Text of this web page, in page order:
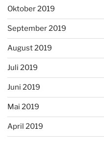
Oktober 2019
September 2019
August 2019
Juli 2019
Juni 2019
Mai 2019
April 2019